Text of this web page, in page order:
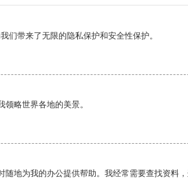
们带来了无限的隐私保护和安全性保护。
略世界各地的美景。
地为我的办公提供帮助。我经常需要查找资料